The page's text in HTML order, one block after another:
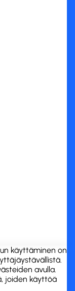
käyttäminen on
avulla.
joiden käyttöä